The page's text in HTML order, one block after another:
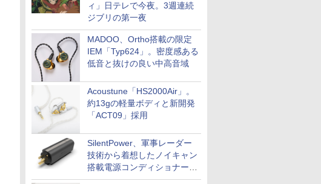
ィ」日テレで今夜。3週連続
ジブリの第一夜
MADOO、Ortho搭載の限定
IEM「Typ624」。密度感ある
低音と抜けの良い中高音域
Acoustune「HS2000Air」。
約13gの軽量ボディと新開発
「ACT09」採用
SilentPower、軍事レーダー
技術から着想したノイキャン
搭載電源コンディショナー
「AC iPurifier2」